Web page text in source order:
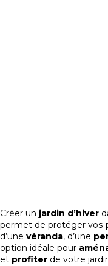
Créer un jardin d’hiver
permet de protéger vos
d’une véranda, d’une
option idéale pour
et profiter de votre